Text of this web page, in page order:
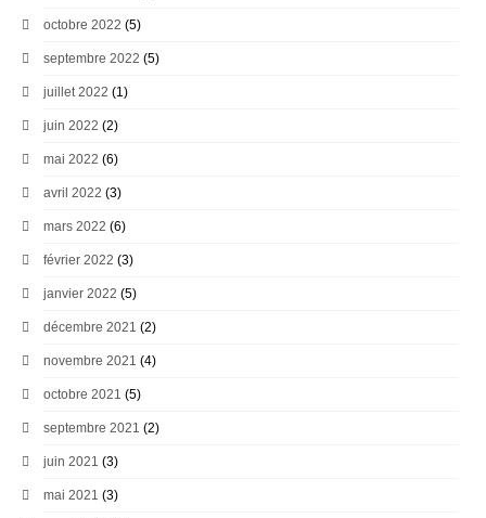
octobre 2022 (5)
septembre 2022 (5)
juillet 2022 (1)
juin 2022 (2)
mai 2022 (6)
avril 2022 (3)
mars 2022 (6)
février 2022 (3)
janvier 2022 (5)
décembre 2021 (2)
novembre 2021 (4)
octobre 2021 (5)
septembre 2021 (2)
juin 2021 (3)
mai 2021 (3)